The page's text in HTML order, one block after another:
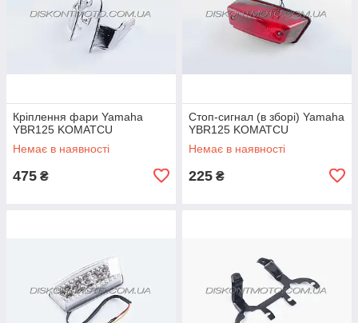
Кріплення фари Yamaha
YBR125 KOMATCU
Немає в наявності
475 ₴
Стоп-сигнал (в зборі) Yamaha
YBR125 KOMATCU
Немає в наявності
225 ₴